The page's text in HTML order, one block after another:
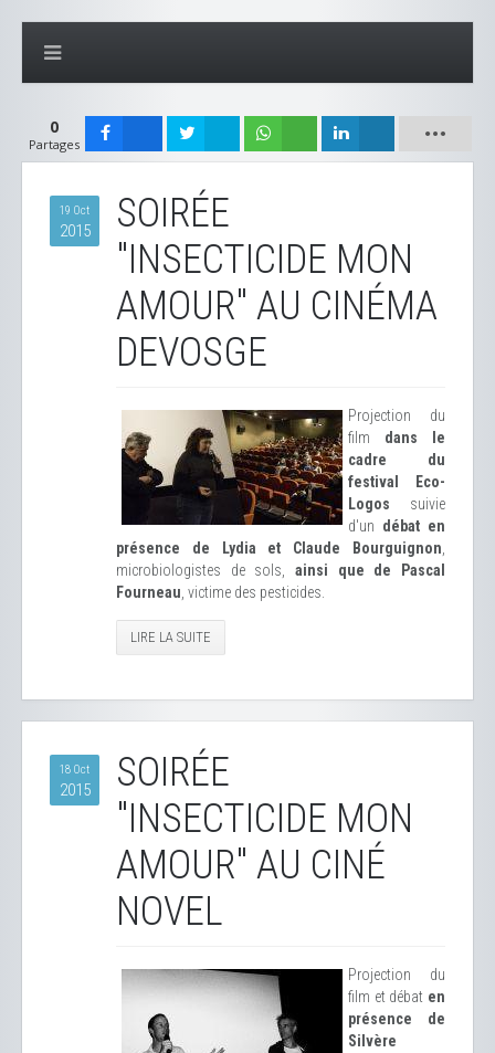
0
Partages
19 Oct
2015
SOIRÉE
"INSECTICIDE MON
AMOUR" AU CINÉMA
DEVOSGE
Projection du
film dans le
cadre du
festival Eco-
Logos suivie
d'un débat en
présence de Lydia et Claude Bourguignon
microbiologistes de sols, ainsi que de Pascal
Fourneau , victime des pesticides.
LIRE LA SUITE
18 Oct
2015
SOIRÉE
"INSECTICIDE MON
AMOUR" AU CINÉ
NOVEL
Projection du
film et débat en
présence de
Silvère